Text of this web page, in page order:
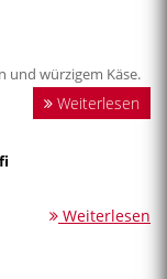
und würzigem Käse.
Weiterlesen
Weiterlesen